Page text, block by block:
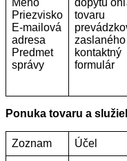
Meno
Priezvisko
E-mailová
adresa
Predmet
správy
dopytu
tovaru
zaslaného
kontaktný
formulár
Ponuka tovaru a
Zoznam Účel